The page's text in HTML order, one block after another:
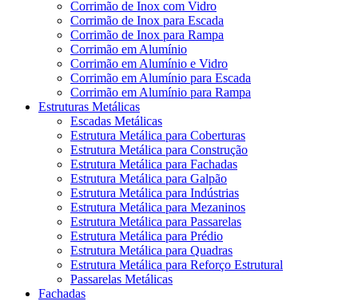
Corrimão de Inox com Vidro
Corrimão de Inox para Escada
Corrimão de Inox para Rampa
Corrimão em Alumínio
Corrimão em Alumínio e Vidro
Corrimão em Alumínio para Escada
Corrimão em Alumínio para Rampa
Estruturas Metálicas
Escadas Metálicas
Estrutura Metálica para Coberturas
Estrutura Metálica para Construção
Estrutura Metálica para Fachadas
Estrutura Metálica para Galpão
Estrutura Metálica para Indústrias
Estrutura Metálica para Mezaninos
Estrutura Metálica para Passarelas
Estrutura Metálica para Prédio
Estrutura Metálica para Quadras
Estrutura Metálica para Reforço Estrutural
Passarelas Metálicas
Fachadas